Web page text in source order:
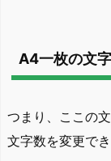
A4一枚の文
つまり、ここの
文字数を変更で